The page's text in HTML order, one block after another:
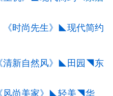
《时尚先生》◣现代简约
清新自然风》◣田园◥东
风尚美家》◣轻美◥华